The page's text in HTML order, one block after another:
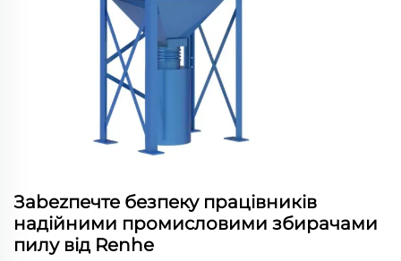
Зabezпечте безпеку працівників
надійними промисловими збирачами
пилу від Renhe